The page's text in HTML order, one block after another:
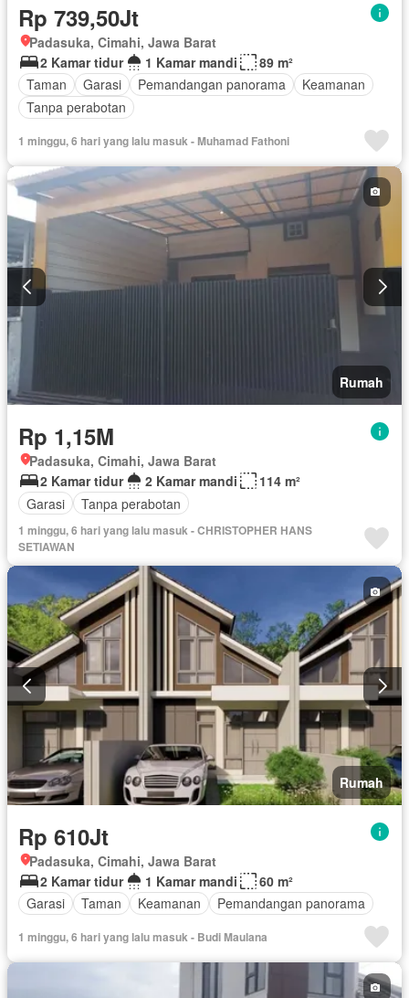
Rp 739,50Jt
Padasuka, Cimahi, Jawa Barat
2 Kamar tidur
1 Kamar mandi
89 m²
Taman
Garasi Pemandangan panorama
Keamanan
Tanpa perabotan
1 minggu, 6 hari yang lalu masuk - Muhamad Fathoni
Rumah
Rp 1,15M
Padasuka, Cimahi, Jawa Barat
2 Kamar tidur
2 Kamar mandi
114 m²
Garasi
Tanpa perabotan
1 minggu, 6 hari yang lalu masuk - CHRISTOPHER HANS
SETIAWAN
Rumah
Rp 610Jt
Padasuka, Cimahi, Jawa Barat
2 Kamar tidur
1 Kamar mandi
60 m²
Garasi
Taman Keamanan Pemandangan panorama
1 minggu, 6 hari yang lalu masuk - Budi Maulana